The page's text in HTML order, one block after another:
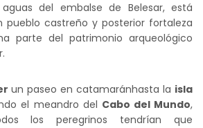
del embalse de Belesar, está
pueblo castreño y posterior fortaleza
parte del patrimonio arqueológico
un paseo en catamaránhasta la isla
el meandro del Cabo del Mundo,
los peregrinos tendrían que